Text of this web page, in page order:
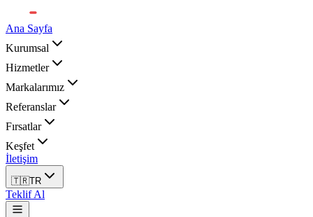
Ana Sayfa
Kurumsal
Hizmetler
Markalarımız
Referanslar
Fırsatlar
Keşfet
İletişim
🇹🇷TR
Teklif Al